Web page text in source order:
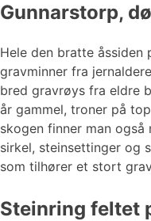
Gunnarstorp,
Hele den bratte åssiden
gravminner fra
bred gravrøys fra eldre
år gammel, troner på
skogen finner man
sirkel, steinsettinger og
som tilhører et stort
Steinring feltet